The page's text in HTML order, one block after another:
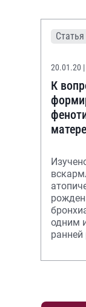
Статья
20.01.20
Педиатрия
К
одним
ранней